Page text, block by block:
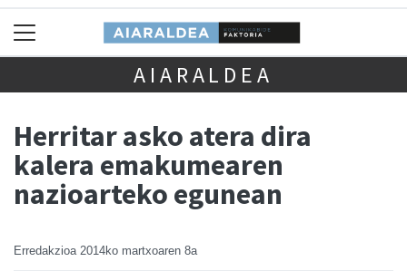
AIARALDEA
Herritar asko atera dira
kalera emakumearen
nazioarteko egunean
Erredakzioa 2014ko martxoaren 8a